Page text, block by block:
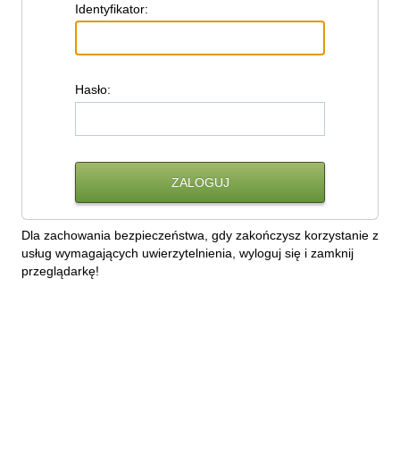
Identyfikator:
Hasło:
Dla zachowania bezpieczeństwa, gdy zakończysz korzystanie z
usług wymagających uwierzytelnienia, wyloguj się i zamknij
przeglądarkę!